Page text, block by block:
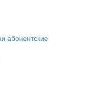
абонентские